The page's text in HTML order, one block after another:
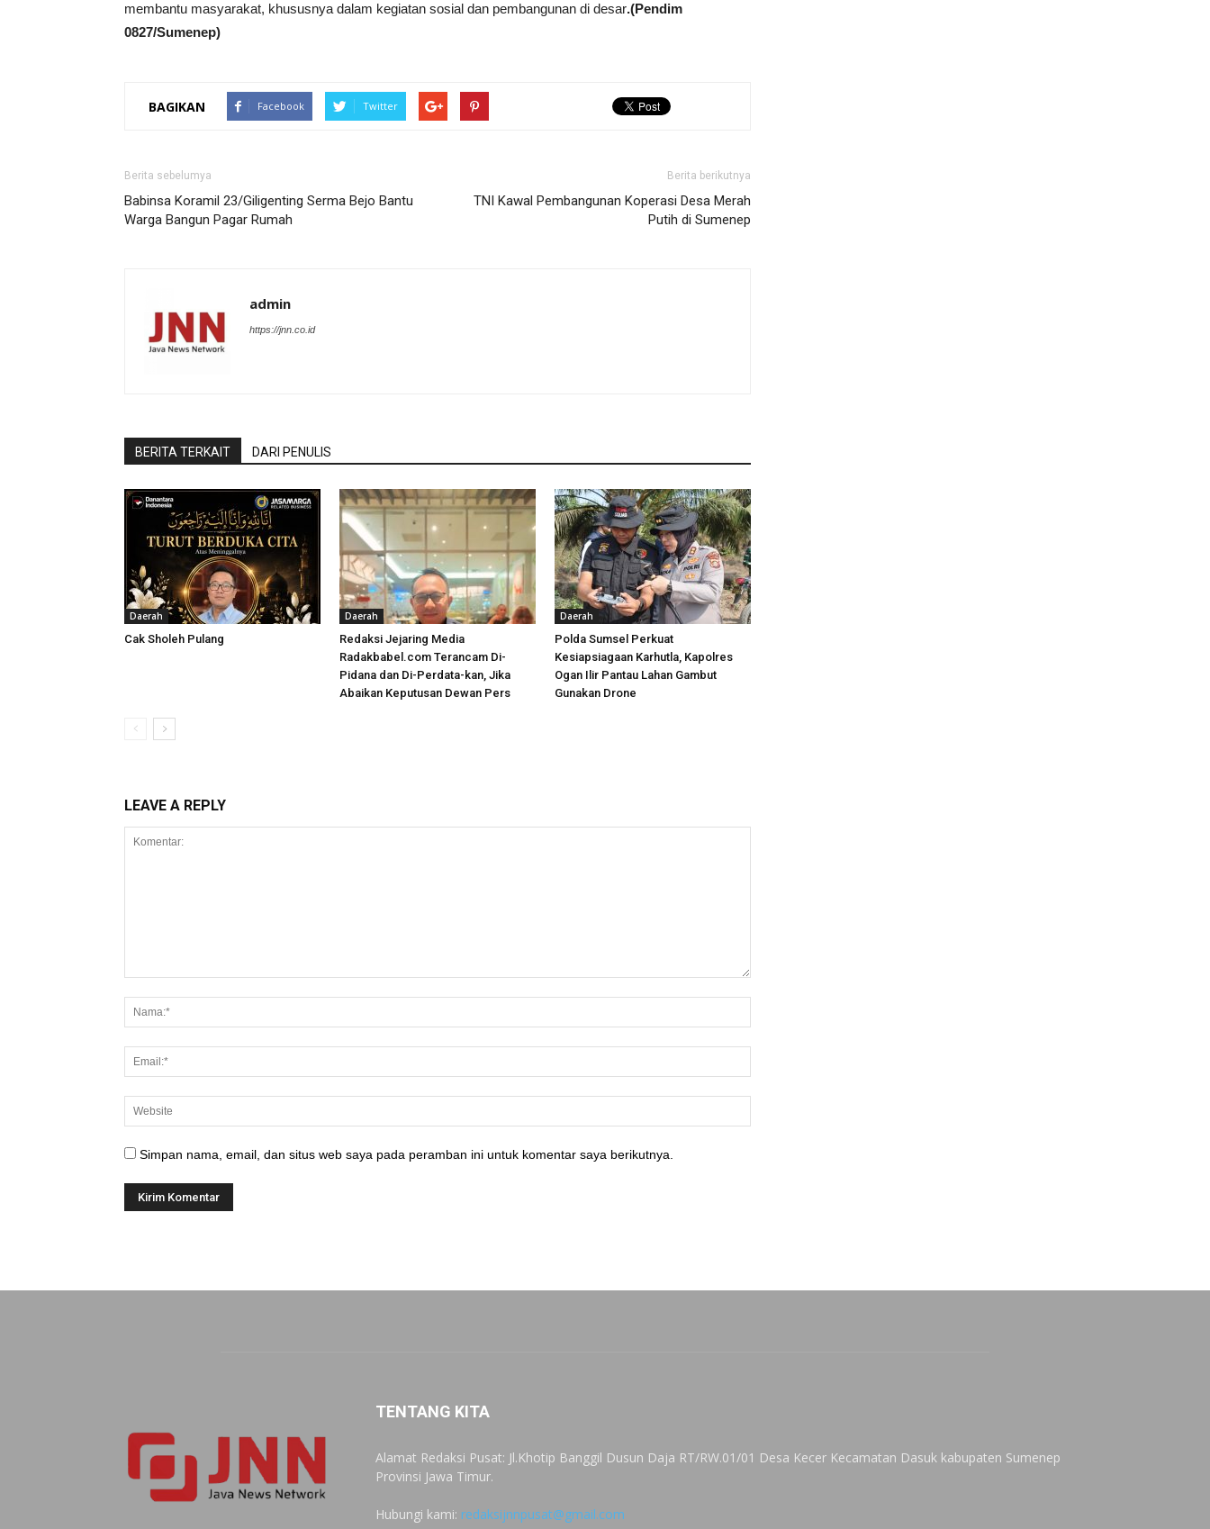
membantu masyarakat, khususnya dalam kegiatan sosial dan pembangunan di desar.(Pendim
0827/Sumenep)
BAGIKAN Facebook Twitter
Berita sebelumya
Babinsa Koramil 23/Giligenting Serma Bejo Bantu
Warga Bangun Pagar Rumah
Berita berikutnya
TNI Kawal Pembangunan Koperasi Desa Merah
Putih di Sumenep
admin
https://jnn.co.id
BERITA TERKAIT DARI PENULIS
Daerah
Cak Sholeh Pulang
Daerah
Redaksi Jejaring Media
Radakbabel.com Terancam Di-
Pidana dan Di-Perdata-kan, Jika
Abaikan Keputusan Dewan Pers
Daerah
Polda Sumsel Perkuat
Kesiapsiagaan Karhutla, Kapolres
Ogan Ilir Pantau Lahan Gambut
Gunakan Drone
LEAVE A REPLY
Simpan nama, email, dan situs web saya pada peramban ini untuk komentar saya berikutnya.
TENTANG KITA
Alamat Redaksi Pusat: Jl.Khotip Banggil Dusun Daja RT/RW.01/01 Desa Kecer Kecamatan Dasuk kabupaten Sumenep
Provinsi Jawa Timur.
Hubungi kami: redaksijnnpusat@gmail.com